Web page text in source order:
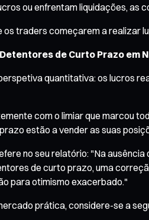
ou enfrentam liquidações, as
os traders começarem a
de Curto Prazo em
quantitativa: os lucros
com o limiar que marcou
estão a vender as suas
no seu relatório: "Na
de curto prazo, uma
para otimismo exacerbado."
prática, considere-se a